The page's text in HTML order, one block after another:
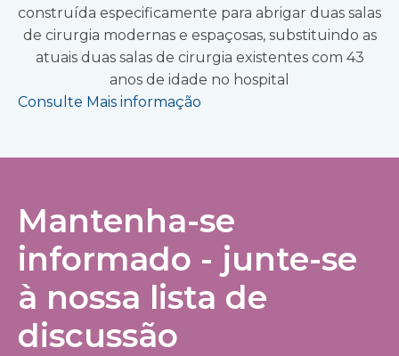
construída especificamente para abrigar duas salas
de cirurgia modernas e espaçosas, substituindo as
atuais duas salas de cirurgia existentes com 43
anos de idade no hospital
Consulte Mais informação
Mantenha-se
informado - junte-se
à nossa lista de
discussão